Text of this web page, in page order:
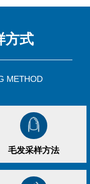
方式
METHOD
毛发采样方法